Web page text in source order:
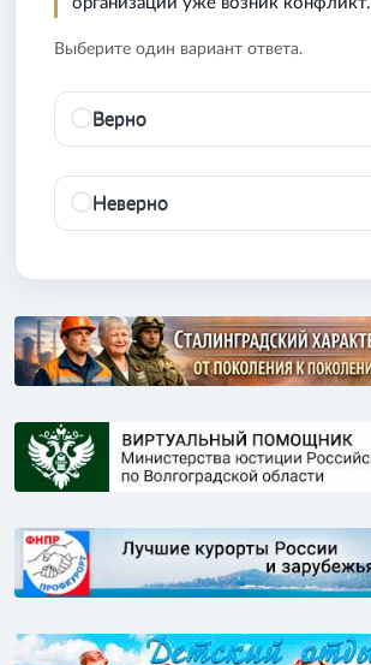
Выберите один вариант ответа.
Верно
Неверно